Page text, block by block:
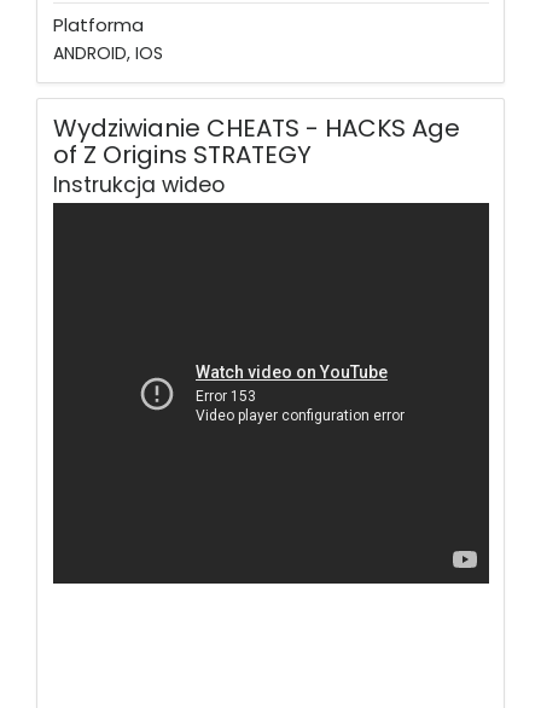
Platforma
ANDROID, IOS
Wydziwianie CHEATS - HACKS Age
of Z Origins STRATEGY
Instrukcja wideo